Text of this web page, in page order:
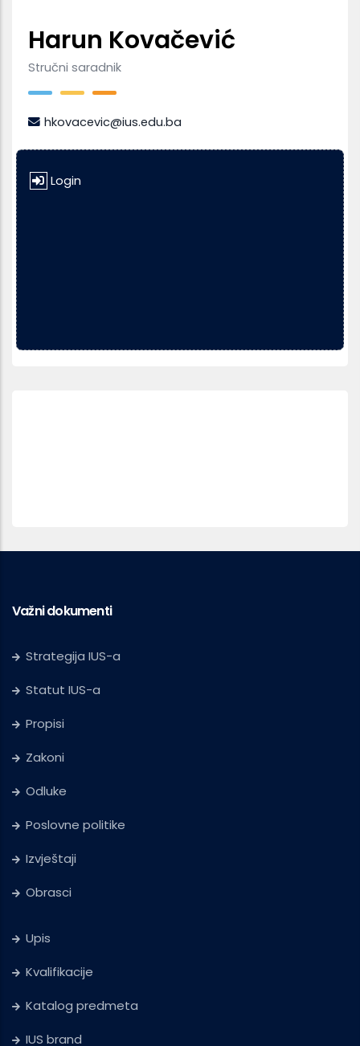
Harun Kovačević
Stručni saradnik
hkovacevic@ius.edu.ba
Login
Važni dokumenti
Strategija IUS-a
Statut IUS-a
Propisi
Zakoni
Odluke
Poslovne politike
Izvještaji
Obrasci
Upis
Kvalifikacije
Katalog predmeta
IUS brand